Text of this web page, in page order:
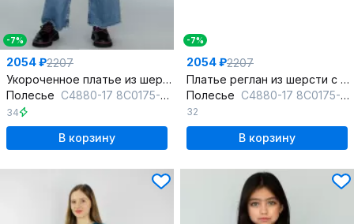
-7%
2054 ₽2207
Укороченное платье из шерстяного трикотажа с регланом
Полесье С4880-17 8С0175-Д43 134,140 красный_минерал
34
В корзину
-7%
2054 ₽2207
Платье реглан из шерсти с укороченным к низу силуэтом, розовое
Полесье С4880-17 8С0175-Д43 122,128 лавандовый
32
В корзину